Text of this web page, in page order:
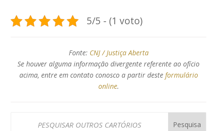
5/5 - (1 voto)
Fonte: CNJ / Justiça Aberta
Se houver alguma informação divergente referente ao ofício
acima, entre em contato conosco a partir deste formulário
online.